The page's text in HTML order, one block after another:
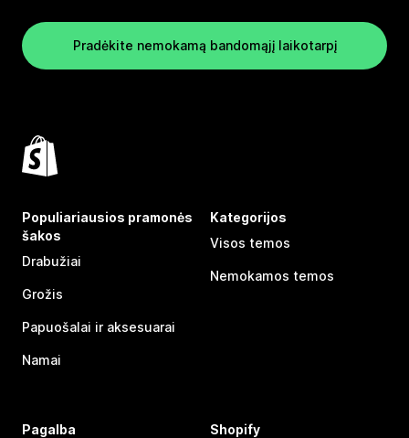
Pradėkite nemokamą bandomąjį laikotarpį
Populiariausios pramonės
šakos
Drabužiai
Grožis
Papuošalai ir aksesuarai
Namai
Kategorijos
Visos temos
Nemokamos temos
Pagalba
Shopify